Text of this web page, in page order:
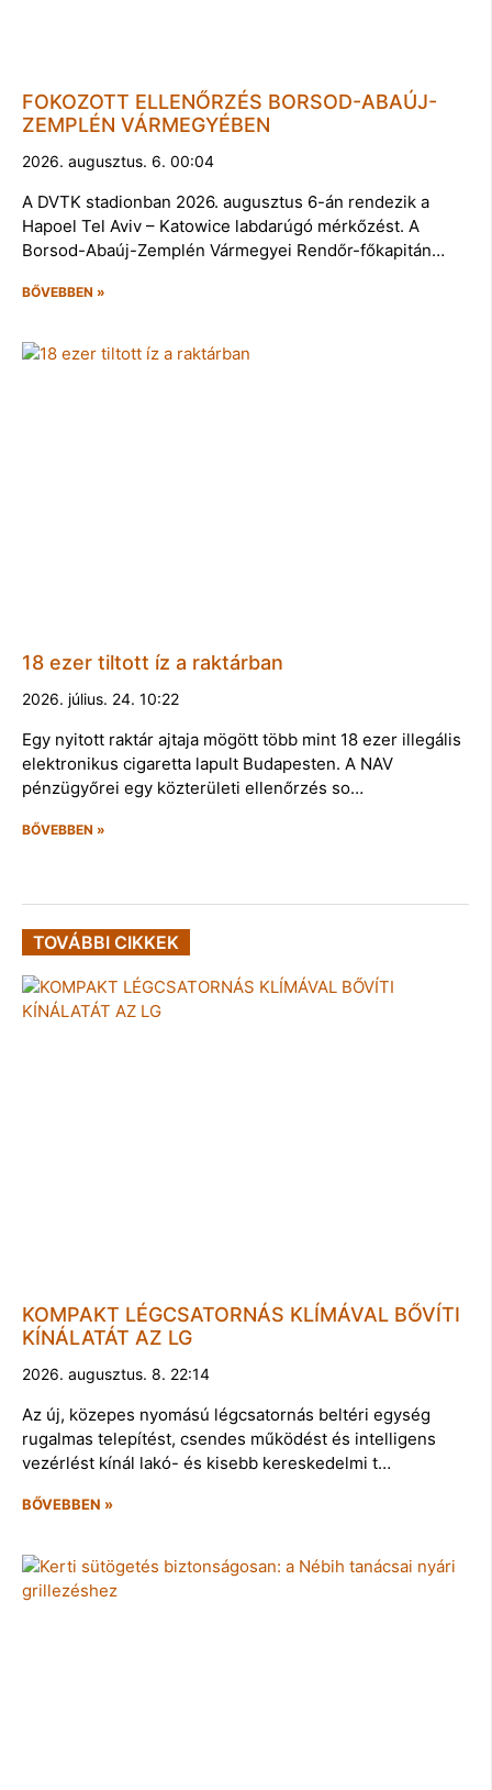
FOKOZOTT ELLENŐRZÉS BORSOD-ABAÚJ-
ZEMPLÉN VÁRMEGYÉBEN
2026. augusztus. 6. 00:04
A DVTK stadionban 2026. augusztus 6-án rendezik a
Hapoel Tel Aviv – Katowice labdarúgó mérkőzést. A
Borsod-Abaúj-Zemplén Vármegyei Rendőr-főkapitán…
BŐVEBBEN »
18 ezer tiltott íz a raktárban
2026. július. 24. 10:22
Egy nyitott raktár ajtaja mögött több mint 18 ezer illegális
elektronikus cigaretta lapult Budapesten. A NAV
pénzügyőrei egy közterületi ellenőrzés so…
BŐVEBBEN »
TOVÁBBI CIKKEK
KOMPAKT LÉGCSATORNÁS KLÍMÁVAL BŐVÍTI
KÍNÁLATÁT AZ LG
2026. augusztus. 8. 22:14
Az új, közepes nyomású légcsatornás beltéri egység
rugalmas telepítést, csendes működést és intelligens
vezérlést kínál lakó- és kisebb kereskedelmi t…
BŐVEBBEN »